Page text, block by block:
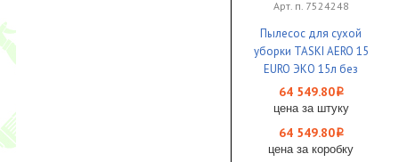
Арт. п. 7524248
Пылесос для сухой
уборки TASKI AERO 15
EURO ЭКО 15л без
механиз смотки шнура *
64 549.80i
цена за штуку
64 549.80i
цена за коробку